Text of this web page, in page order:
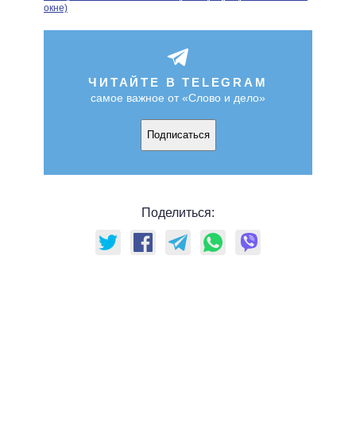
окне)
ЧИТАЙТЕ В TELEGRAM
самое важное от «Слово и дело»
Подписаться
Поделиться: